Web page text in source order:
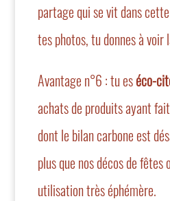
partage qui se vit dans
tes photos, tu donnes à voir
Avantage n°6 : tu eséco-
achats de produits ayant
dont le bilan carbone est
plus que nos décos de fêtes
utilisation très éphémère.